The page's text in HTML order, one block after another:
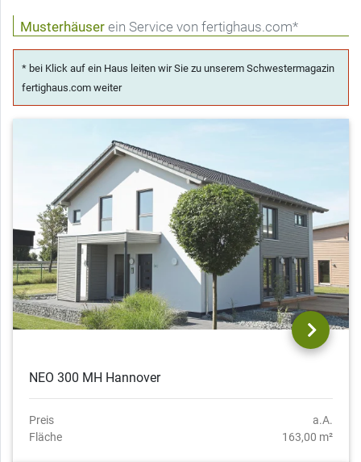
Musterhäuser ein Service von fertighaus.com*
* bei Klick auf ein Haus leiten wir Sie zu unserem Schwestermagazin
fertighaus.com weiter
NEO 300 MH Hannover
Preis
a.A.
Fläche
163,00 m²